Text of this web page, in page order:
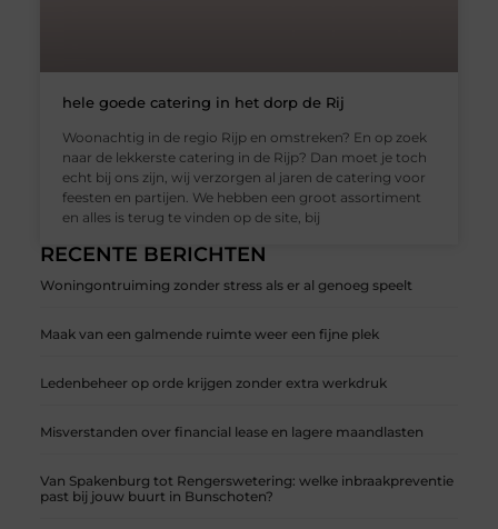
RECENTE BERICHTEN
Woningontruiming zonder stress als er al genoeg speelt
Maak van een galmende ruimte weer een fijne plek
Ledenbeheer op orde krijgen zonder extra werkdruk
Misverstanden over financial lease en lagere maandlasten
Van Spakenburg tot Rengerswetering: welke inbraakpreventie
past bij jouw buurt in Bunschoten?
hele goede catering in het dorp de Rij
Woonachtig in de regio Rijp en omstreken? En op zoek
naar de lekkerste catering in de Rijp? Dan moet je toch
echt bij ons zijn, wij verzorgen al jaren de catering voor
feesten en partijen. We hebben een groot assortiment
en alles is terug te vinden op de site, bij